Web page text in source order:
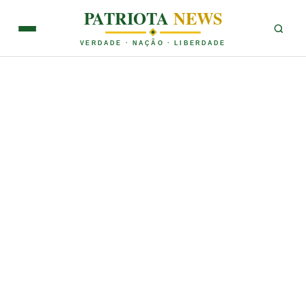
PATRIOTANEWS
VERDADE · NAÇÃO · LIBERDADE